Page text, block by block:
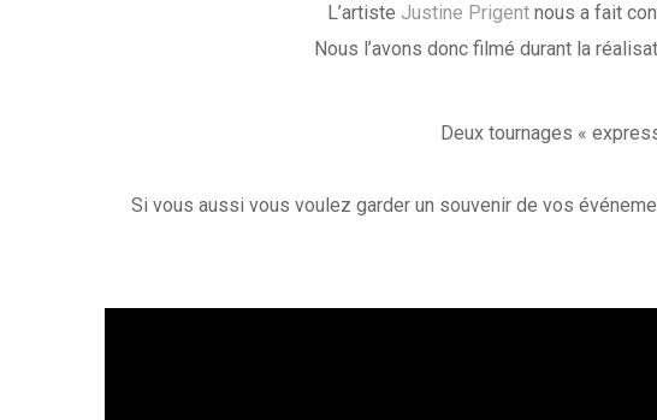
L’artiste Justine Prigent nous a fait
Nous l’avons donc filmé durant la
Deux tournages «
Si vous aussi vous voulez garder un souvenir de vos